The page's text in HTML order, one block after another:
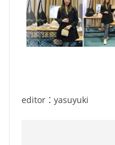
editor：yasuyuki